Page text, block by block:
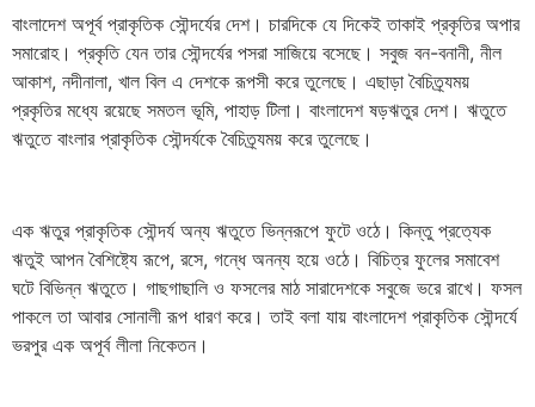
বাংলাদেশ অপূর্ব প্রাকৃতিক সৌন্দর্যের দেশ। চারদিকে যে দিকেই তাকাই প্রকৃতির অপার
সমারোহ। প্রকৃতি যেন তার সৌন্দর্যের পসরা সাজিয়ে বসেছে। সবুজ বন-বনানী, নীল
আকাশ, নদীনালা, খাল বিল এ দেশকে রূপসী করে তুলেছে। এছাড়া বৈচিত্র্যময়
প্রকৃতির মধ্যে রয়েছে সমতল ভূমি, পাহাড় টিলা। বাংলাদেশ ষড়ঋতুর দেশ। ঋতুতে
ঋতুতে বাংলার প্রাকৃতিক সৌন্দর্যকে বৈচিত্র্যময় করে তুলেছে।
এক ঋতুর প্রাকৃতিক সৌন্দর্য অন্য ঋতুতে ভিন্নরূপে ফুটে ওঠে। কিন্তু প্রত্যেক
ঋতুই আপন বৈশিষ্ট্যে রূপে, রসে, গন্ধে অনন্য হয়ে ওঠে। বিচিত্র ফুলের সমাবেশ
ঘটে বিভিন্ন ঋতুতে। গাছগাছালি ও ফসলের মাঠ সারাদেশকে সবুজে ভরে রাখে। ফসল
পাকলে তা আবার সোনালী রূপ ধারণ করে। তাই বলা যায় বাংলাদেশ প্রাকৃতিক সৌন্দর্যে
ভরপুর এক অপূর্ব লীলা নিকেতন।